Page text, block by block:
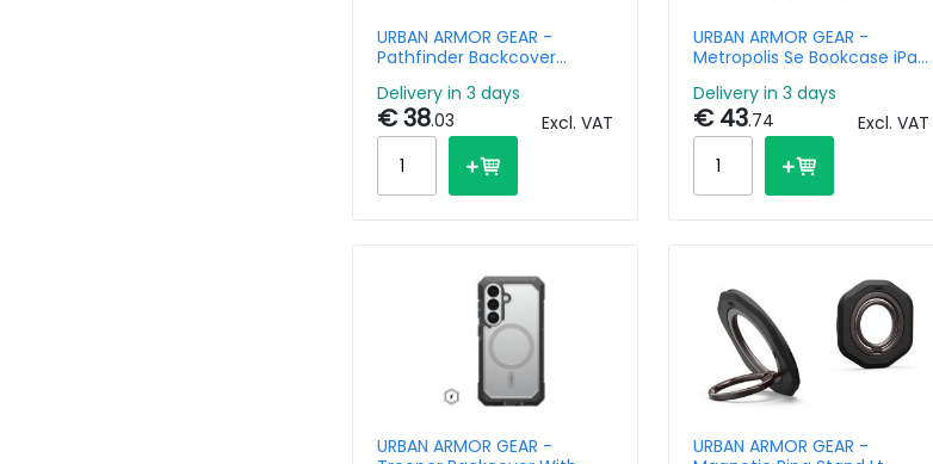
URBAN ARMOR GEAR -
Pathfinder Backcover
Black
Delivery in 3 days
€ 38.03 Excl. VAT
URBAN ARMOR GEAR -
Metropolis Se Bookcase iPad
(2022) / Air
Delivery in 3 days
€ 43.74 Excl. VAT
URBAN ARMOR GEAR -
URBAN ARMOR GEAR -